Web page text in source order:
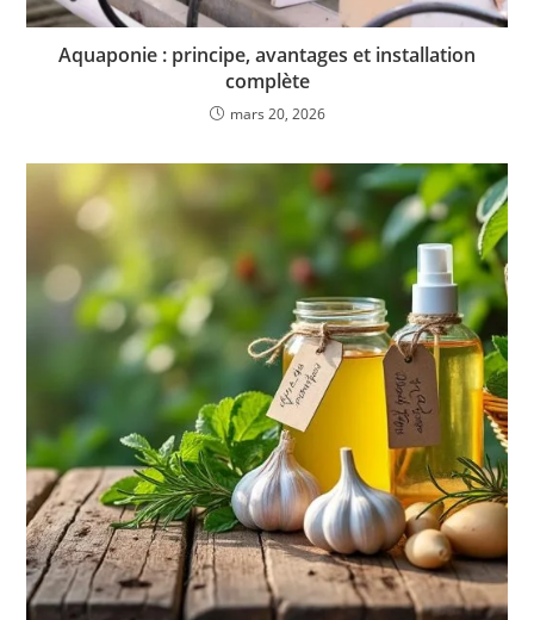
Aquaponie : principe, avantages et installation
complète
mars 20, 2026